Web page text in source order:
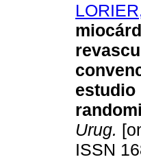
estudio
Urug.
ISSN